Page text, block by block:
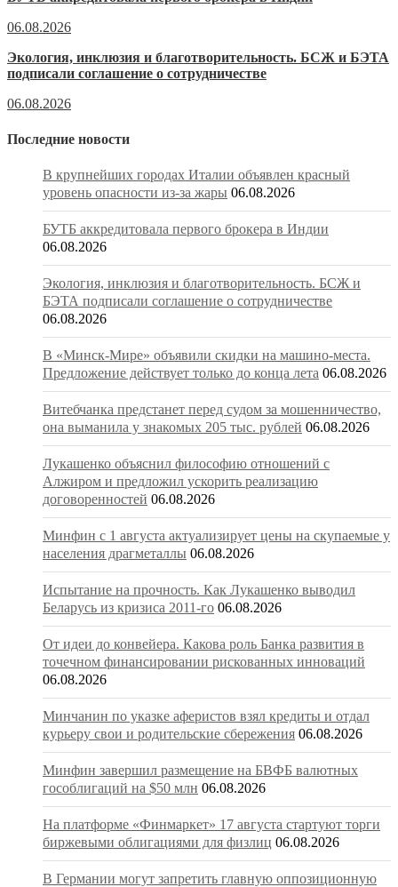
06.08.2026
Экология, инклюзия и благотворительность. БСЖ и БЭТА
подписали соглашение о сотрудничестве
06.08.2026
Последние новости
В крупнейших городах Италии объявлен красный
уровень опасности из-за жары 06.08.2026
БУТБ аккредитовала первого брокера в Индии
06.08.2026
Экология, инклюзия и благотворительность. БСЖ и
БЭТА подписали соглашение о сотрудничестве
06.08.2026
В «Минск-Мире» объявили скидки на машино-места.
Предложение действует только до конца лета 06.08.2026
Витебчанка предстанет перед судом за мошенничество,
она выманила у знакомых 205 тыс. рублей 06.08.2026
Лукашенко объяснил философию отношений с
Алжиром и предложил ускорить реализацию
договоренностей 06.08.2026
Минфин с 1 августа актуализирует цены на скупаемые у
населения драгметаллы 06.08.2026
Испытание на прочность. Как Лукашенко выводил
Беларусь из кризиса 2011-го 06.08.2026
От идеи до конвейера. Какова роль Банка развития в
точечном финансировании рискованных инноваций
06.08.2026
Минчанин по указке аферистов взял кредиты и отдал
курьеру свои и родительские сбережения 06.08.2026
Минфин завершил размещение на БВФБ валютных
гособлигаций на $50 млн 06.08.2026
На платформе «Финмаркет» 17 августа стартуют торги
биржевыми облигациями для физлиц 06.08.2026
В Германии могут запретить главную оппозиционную